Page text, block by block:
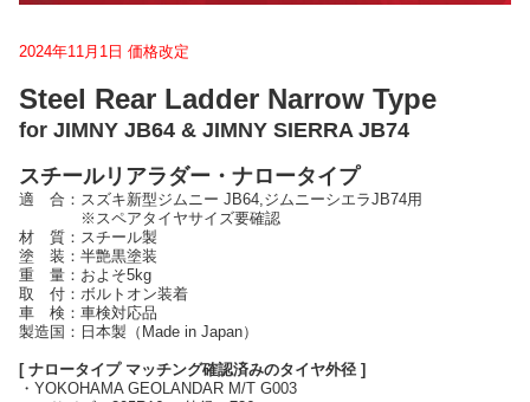
2024年11月1日 価格改定
Steel Rear Ladder Narrow Type
for JIMNY JB64 & JIMNY SIERRA JB74
スチールリアラダー・ナロータイプ
適 合：スズキ新型ジムニー JB64,ジムニーシエラJB74用
※スペアタイヤサイズ要確認
材 質：スチール製
塗 装：半艶黒塗装
重 量：およそ5kg
取 付：ボルトオン装着
車 検：車検対応品
製造国：日本製（Made in Japan）
[ ナロータイプ マッチング確認済みのタイヤ外径 ]
・YOKOHAMA GEOLANDAR M/T G003